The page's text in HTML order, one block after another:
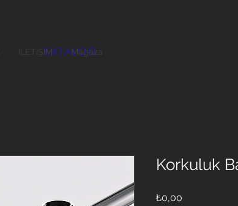
KATALOG
İLETİŞİM Mağaza
Korkuluk
₺0,00